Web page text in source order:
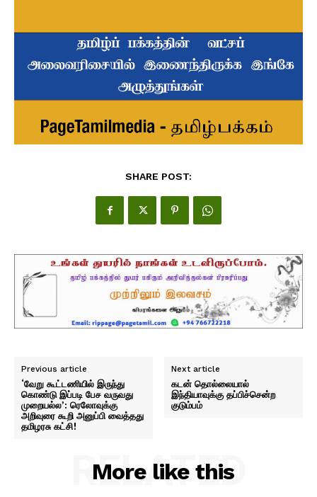
SHARE POST:
Previous article
‘வேறு கூட்டணியில் இருந்து
கொண்டு இப்படி பேச வருவது
முறையல்ல’: ரெலோவுக்கு
அறிவுரை கூறி அனுப்பி வைத்தது
தமிழரசு கட்சி!
Next article
கடன் தொல்லையால்
இந்தியாவுக்கு தப்பிச்சென்ற
குடும்பம்
More like this
RELATED